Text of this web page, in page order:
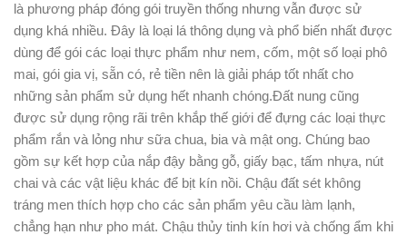
là phương pháp đóng gói truyền thống nhưng vẫn được sử
dụng khá nhiều. Đây là loại lá thông dụng và phổ biến nhất được
dùng để gói các loại thực phẩm như nem, cốm, một số loại phô
mai, gói gia vị, sẵn có, rẻ tiền nên là giải pháp tốt nhất cho
những sản phẩm sử dụng hết nhanh chóng.Đất nung cũng
được sử dụng rộng rãi trên khắp thế giới để đựng các loại thực
phẩm rắn và lỏng như sữa chua, bia và mật ong. Chúng bao
gồm sự kết hợp của nắp đậy bằng gỗ, giấy bạc, tấm nhựa, nút
chai và các vật liệu khác để bịt kín nồi. Chậu đất sét không
tráng men thích hợp cho các sản phẩm yêu cầu làm lạnh,
chẳng hạn như pho mát. Chậu thủy tinh kín hơi và chống ẩm khi